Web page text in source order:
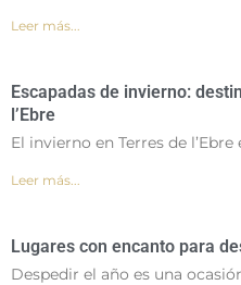
Leer más...
Escapadas de invierno:
l’Ebre
El invierno en Terres de
Leer más...
Lugares con encanto para
Despedir el año es una